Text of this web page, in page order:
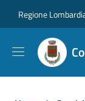
Regione